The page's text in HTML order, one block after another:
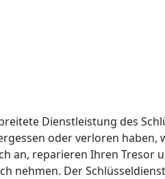
Dienstleistung des
oder verloren haben,
an, reparieren Ihren Tresor
nehmen. Der